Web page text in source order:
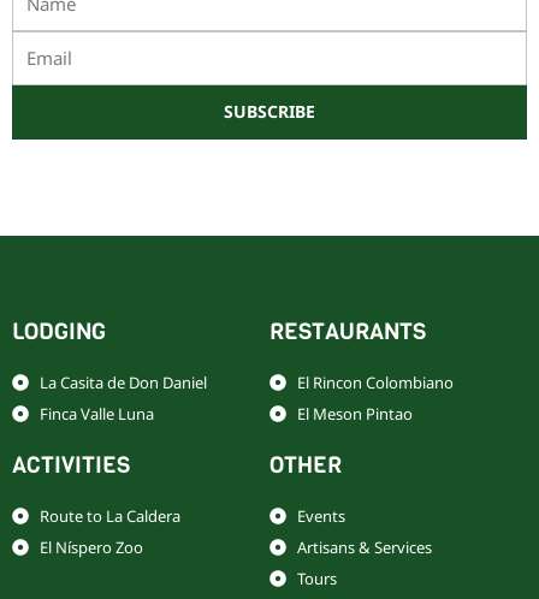
SUBSCRIBE
LODGING
La Casita de Don Daniel
Finca Valle Luna
RESTAURANTS
El Rincon Colombiano
El Meson Pintao
ACTIVITIES
Route to La Caldera
El Níspero Zoo
OTHER
Events
Artisans & Services
Tours